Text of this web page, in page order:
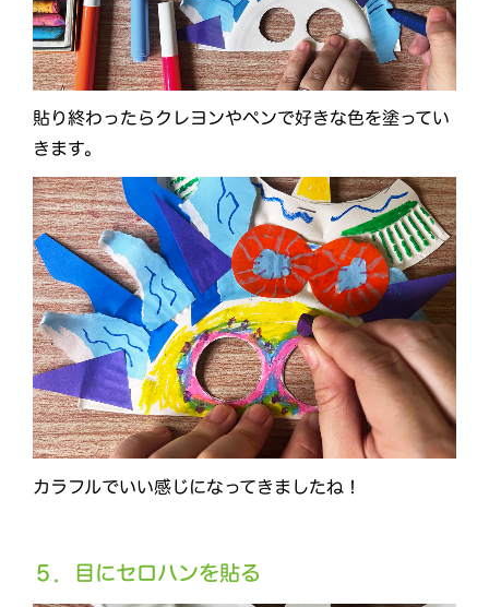
貼り終わったらクレヨンやペンで好きな色を塗ってい
きます。
カラフルでいい感じになってきましたね！
５．目にセロハンを貼る